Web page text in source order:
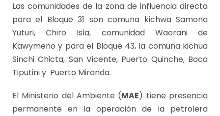
Las comunidades de la zona de influencia directa
para el Bloque 31 son comuna kichwa Samona
Yuturi, Chiro Isla, comunidad Waorani de
Kawymeno y para el Bloque 43, la comuna kichua
Sinchi Chicta, San Vicente, Puerto Quinche, Boca
Tiputini y Puerto Miranda.
El Ministerio del Ambiente (MAE) tiene presencia
permanente en la operación de la petrolera